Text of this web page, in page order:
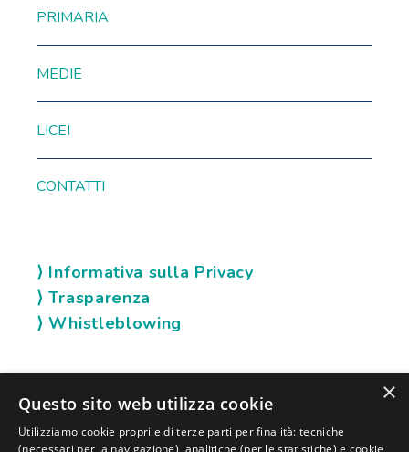
PRIMARIA
MEDIE
LICEI
CONTATTI
⟩ Informativa sulla Privacy
⟩ Trasparenza
⟩ Whistleblowing
SOCIAL KARIS ×
Questo sito web utilizza cookie
Utilizziamo cookie propri e di terze parti per finalità: tecniche
(necessari per la navigazione), analitiche (per le statistiche) e cookie